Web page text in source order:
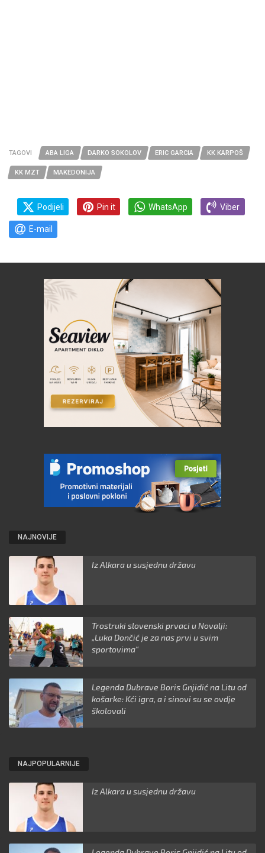
TAGOVI ABA LIGA DARKO SOKOLOV ERIC GARCIA KK KARPOŠ
KK MZT MAKEDONIJA
Podijeli Pin it WhatsApp Viber
E-mail
NAJNOVIJE
Iz Alkara u susjednu državu
Trostruki slovenski prvaci u Novalji:
„Luka Dončić je za nas prvi u svim
sportovima“
Legenda Dubrave Boris Gnjidić na Litu od
košarke: Kći igra, a i sinovi su se ovdje
školovali
NAJPOPULARNIJE
Iz Alkara u susjednu državu